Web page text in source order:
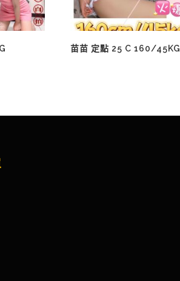
苗苗 定點 25 C 160/45KG